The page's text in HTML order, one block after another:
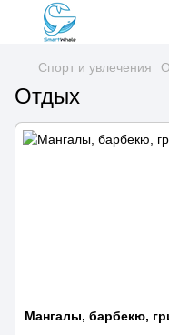
Спорт и увлечения
Отдых
Мангалы, барбекю,